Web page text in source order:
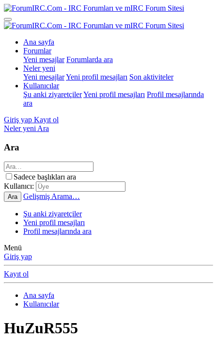
Ana sayfa
Forumlar
Yeni mesajlar Forumlarda ara
Neler yeni
Yeni mesajlarYeni profil mesajları Son aktiviteler
Kullanıcılar
Şu anki ziyaretçilerYeni profil mesajları Profil mesajlarında
ara
Giriş yap Kayıt ol
Neler yeni Ara
Ara
Sadece başlıkları ara
Kullanıcı:
Ara Gelişmiş Arama…
Şu anki ziyaretçiler
Yeni profil mesajları
Profil mesajlarında ara
Menü
Giriş yap
Kayıt ol
Ana sayfa
Kullanıcılar
HuZuR555